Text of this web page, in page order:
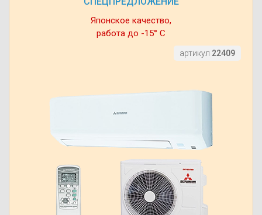
Японское качество,
работа до -15° С
артикул 22409